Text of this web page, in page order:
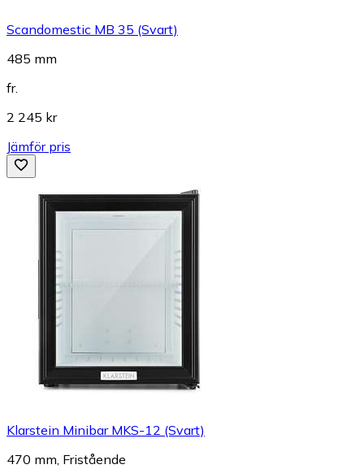
Scandomestic MB 35 (Svart)
485 mm
fr.
2 245 kr
Jämför pris
Klarstein Minibar MKS-12 (Svart)
470 mm, Fristående